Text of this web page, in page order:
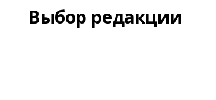
Выбор редакции